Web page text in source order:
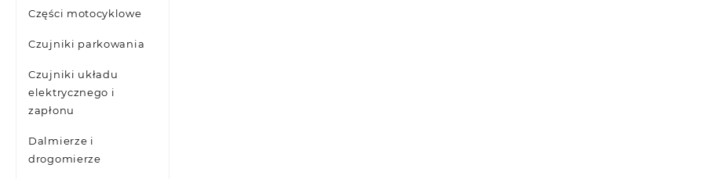
Części motocyklowe
Czujniki parkowania
Czujniki układu
elektrycznego i
zapłonu
Dalmierze i
drogomierze